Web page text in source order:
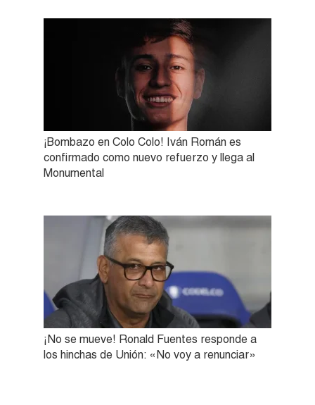
¡Bombazo en Colo Colo! Iván Román es
confirmado como nuevo refuerzo y llega al
Monumental
¡No se mueve! Ronald Fuentes responde a
los hinchas de Unión: «No voy a renunciar»